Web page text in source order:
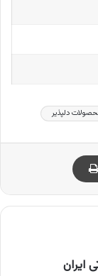
دلپذیر
ایران